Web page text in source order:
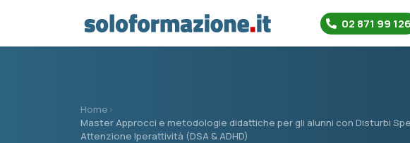
02 871 99 126
Home ›
Master Approcci e metodologie didattiche per gli alunni con Disturbi
Attenzione Iperattività (DSA & ADHD)